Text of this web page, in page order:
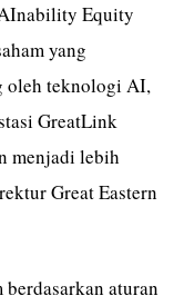
Equity
yang
oleh teknologi AI,
GreatLink
menjadi lebih
Great Eastern
aturan